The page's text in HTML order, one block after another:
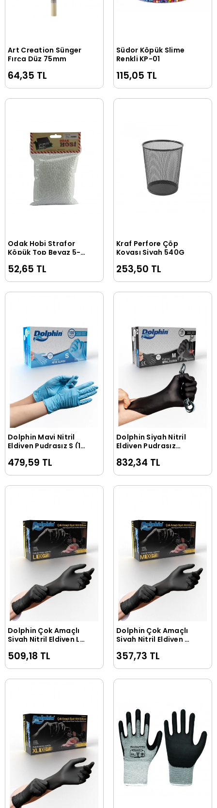
Sepete Ekle
Art Creation Sünger
Fırça Düz 75mm
64,35 TL
Sepete Ekle
Südor Köpük Slime
Renkli KP-01
115,05 TL
Sepete Ekle
Odak Hobi Strafor
Köpük Top Beyaz 5-
52,65 TL
Sepete Ekle
Kraf Perfore Çöp
Kovası Siyah 540G
253,50 TL
Sepete Ekle
Dolphin Mavi Nitril
Eldiven Pudrasız S (1
479,59 TL
Sepete Ekle
Dolphin Siyah Nitril
Eldiven Pudrasız
Paket/100 Adet)
832,34 TL
Sepete Ekle
Dolphin Çok Amaçlı
Siyah Nitril Eldiven L
509,18 TL
Sepete Ekle
Dolphin Çok Amaçlı
Siyah Nitril Eldiven M
357,73 TL